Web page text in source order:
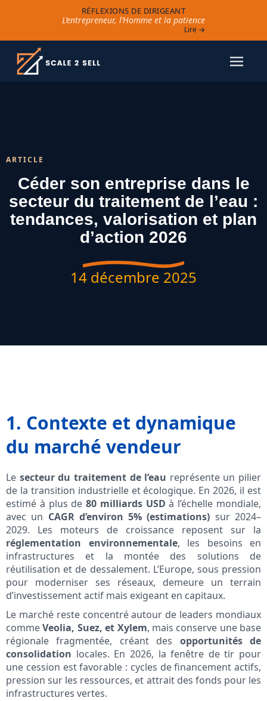
RÉFLEXIONS DE DIRIGEANT
L’entrepreneur, l’Homme et la patience
Lire →
ARTICLE
Céder son entreprise dans le
secteur du traitement de l’eau :
tendances, valorisation et plan
d’action 2026
14 décembre 2025
1. Contexte et dynamique
du marché vendeur
Le secteur du traitement de l’eau représente un pilier
de la transition industrielle et écologique. En 2026, il est
estimé à plus de80 milliards USD à l’échelle mondiale,
avec un CAGR d’environ 5% (estimations) sur 2024–
2029. Les moteurs de croissance reposent sur la
réglementation environnementale, les besoins en
infrastructures et la montée des solutions de
réutilisation et de dessalement. L’Europe, sous pression
pour moderniser ses réseaux, demeure un terrain
d’investissement actif mais exigeant en capitaux.
Le marché reste concentré autour de leaders mondiaux
commeVeolia, Suez, et Xylem, mais conserve une base
régionale fragmentée, créant des opportunités de
consolidation locales. En 2026, la fenêtre de tir pour
une cession est favorable : cycles de financement actifs,
pression sur les ressources, et attrait des fonds pour les
infrastructures vertes.